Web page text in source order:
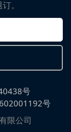
。
号
号
限公司